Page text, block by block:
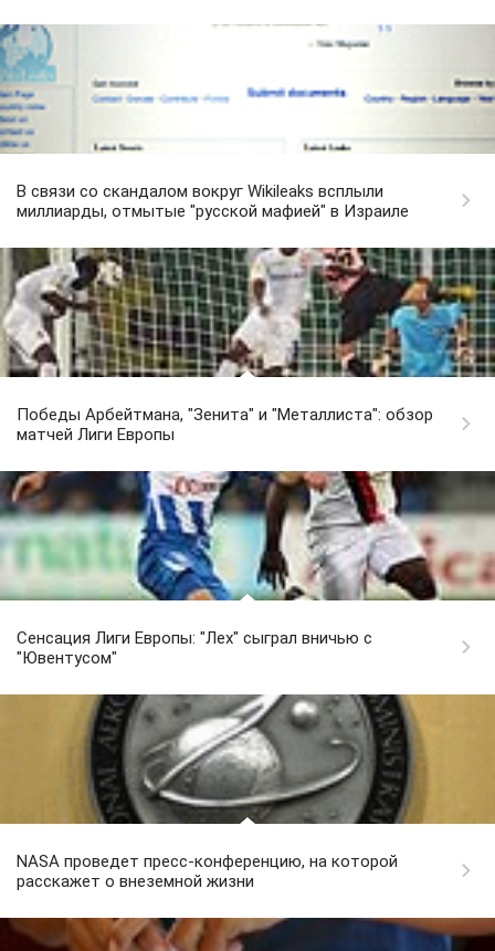
В связи со скандалом вокруг Wikileaks всплыли
миллиарды, отмытые "русской мафией" в Израиле
Победы Арбейтмана, "Зенита" и "Металлиста": обзор
матчей Лиги Европы
Сенсация Лиги Европы: "Лех" сыграл вничью с
"Ювентусом"
NASA проведет пресс-конференцию, на которой
расскажет о внеземной жизни